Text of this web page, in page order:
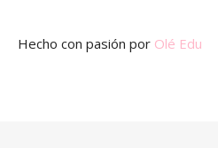
Hecho con pasión por Olé Edu